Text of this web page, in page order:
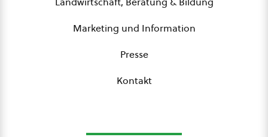
Marketing und Information
Presse
Kontakt